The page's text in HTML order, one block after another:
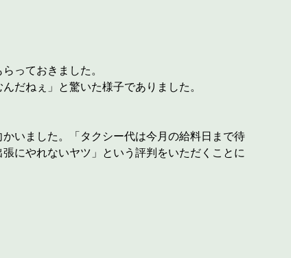
っておきました。
だねぇ」と驚いた様子でありました。
いました。「タクシー代は今月の給料日まで待
にやれないヤツ」という評判をいただくことに